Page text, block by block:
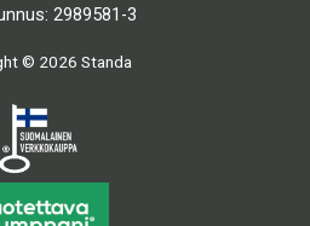
2989581-3
© 2026 Standa